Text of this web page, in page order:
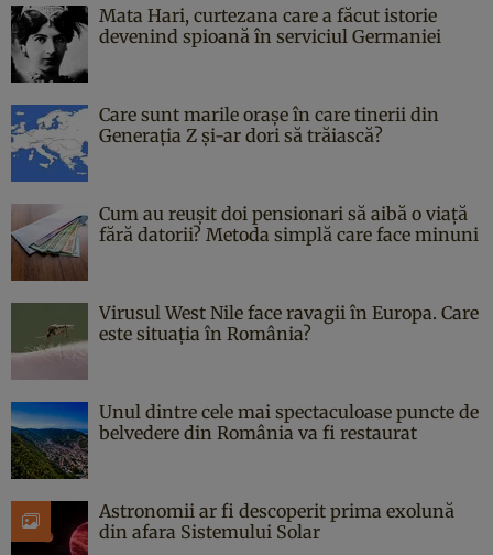
Mata Hari, curtezana care a făcut istorie
devenind spioană în serviciul Germaniei
Care sunt marile orașe în care tinerii din
Generația Z și-ar dori să trăiască?
Cum au reușit doi pensionari să aibă o viață
fără datorii? Metoda simplă care face minuni
Virusul West Nile face ravagii în Europa. Care
este situația în România?
Unul dintre cele mai spectaculoase puncte de
belvedere din România va fi restaurat
Astronomii ar fi descoperit prima exolună
din afara Sistemului Solar